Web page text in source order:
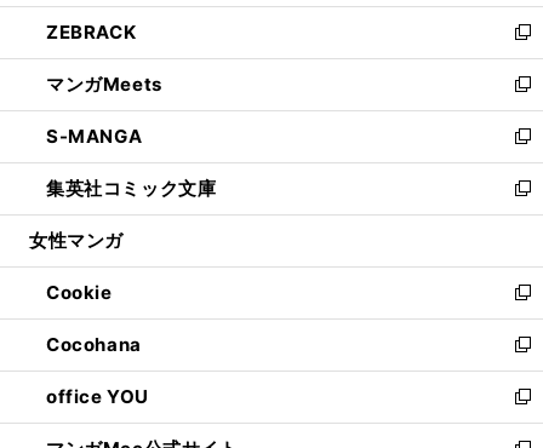
開
く
ウ
で
開
く
ン
ド
ウ
で
開
く
ウ
ィ
ン
ド
ウ
で
開
く
し
い
ウ
ィ
ン
ド
ウ
で
開
ZEBRACK
新
し
い
ウ
ィ
ン
ド
ウ
開
く
マンガMeets
新
し
い
ウ
ィ
ン
ウ
で
開
く
S-MANGA
新
し
い
ウ
ン
ド
ウ
で
開
く
集英社コミック文庫
新
し
ウ
ィ
ン
ド
ウ
で
開
女性マンガ
Cookie
新
し
い
ウ
ィ
ン
Cocohana
新
し
い
ウ
office YOU
新
し